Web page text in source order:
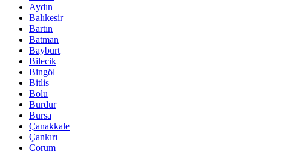
Aydın
Balıkesir
Bartın
Batman
Bayburt
Bilecik
Bingöl
Bitlis
Bolu
Burdur
Bursa
Çanakkale
Çankırı
Çorum